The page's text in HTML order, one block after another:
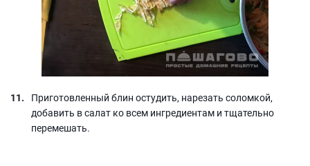
Приготовленный блин остудить, нарезать соломкой,
добавить в салат ко всем ингредиентам и тщательно
перемешать.